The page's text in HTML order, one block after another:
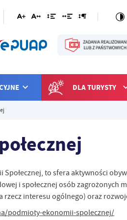
DLA TURYSTY
Społecznej, to sfera aktywności
i społecznej osób zagrożonych
rzecz interesu ogólnego) oraz
podmioty-ekonomii-spolecznej/